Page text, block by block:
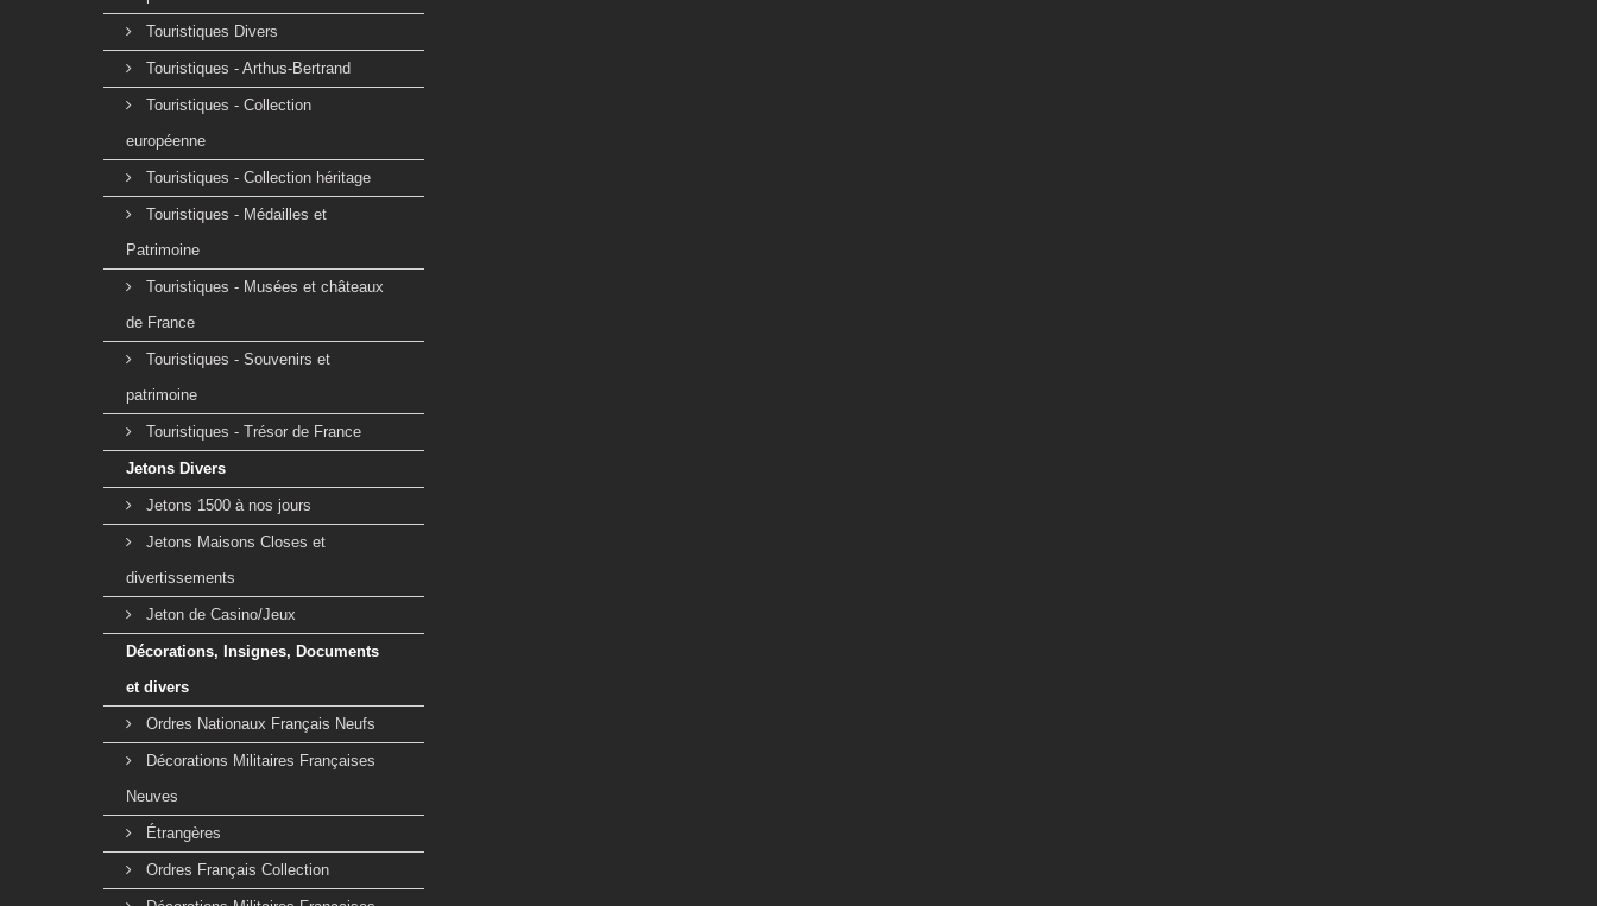
Touristiques Divers
Touristiques - Arthus-Bertrand
Touristiques - Collection
européenne
Touristiques - Collection héritage
Touristiques - Médailles et
Patrimoine
Touristiques - Musées et châteaux
de France
Touristiques - Souvenirs et
patrimoine
Touristiques - Trésor de France
Jetons Divers
Jetons 1500 à nos jours
Jetons Maisons Closes et
divertissements
Jeton de Casino/Jeux
Décorations, Insignes, Documents
et divers
Ordres Nationaux Français Neufs
Décorations Militaires Françaises
Neuves
Étrangères
Ordres Français Collection